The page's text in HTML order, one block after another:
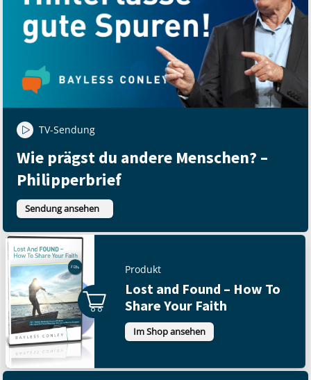
TV-Sendung
Wie prägst du andere Menschen? –
Philipperbrief
Sendung ansehen
Produkt
Lost and Found – How To
Share Your Faith
Im Shop ansehen